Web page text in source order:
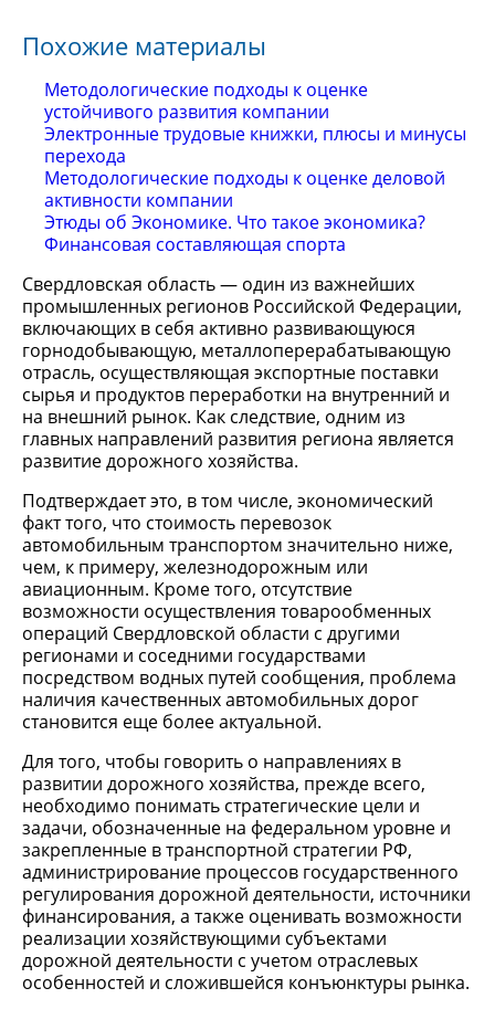
Похожие материалы
Методологические подходы к оценке
устойчивого развития компании
Электронные трудовые книжки, плюсы и минусы
перехода
Методологические подходы к оценке деловой
активности компании
Этюды об Экономике. Что такое экономика?
Финансовая составляющая спорта
Свердловская область — один из важнейших
промышленных регионов Российской Федерации,
включающих в себя активно развивающуюся
горнодобывающую, металлоперерабатывающую
отрасль, осуществляющая экспортные поставки
сырья и продуктов переработки на внутренний и
на внешний рынок. Как следствие, одним из
главных направлений развития региона является
развитие дорожного хозяйства.
Подтверждает это, в том числе, экономический
факт того, что стоимость перевозок
автомобильным транспортом значительно ниже,
чем, к примеру, железнодорожным или
авиационным. Кроме того, отсутствие
возможности осуществления товарообменных
операций Свердловской области с другими
регионами и соседними государствами
посредством водных путей сообщения, проблема
наличия качественных автомобильных дорог
становится еще более актуальной.
Для того, чтобы говорить о направлениях в
развитии дорожного хозяйства, прежде всего,
необходимо понимать стратегические цели и
задачи, обозначенные на федеральном уровне и
закрепленные в транспортной стратегии РФ,
администрирование процессов государственного
регулирования дорожной деятельности, источники
финансирования, а также оценивать возможности
реализации хозяйствующими субъектами
дорожной деятельности с учетом отраслевых
особенностей и сложившейся конъюнктуры рынка.